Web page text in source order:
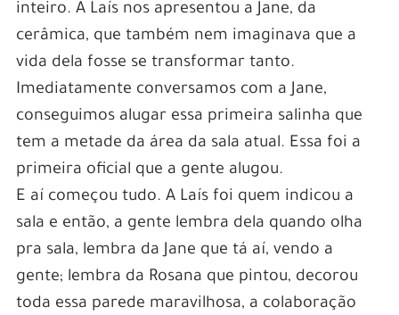
inteiro. A Laís nos apresentou a Jane, da
cerâmica, que também nem imaginava que a
vida dela fosse se transformar tanto.
Imediatamente conversamos com a Jane,
conseguimos alugar essa primeira salinha que
tem a metade da área da sala atual. Essa foi a
primeira oficial que a gente alugou.
E aí começou tudo. A Laís foi quem indicou a
sala e então, a gente lembra dela quando olha
pra sala, lembra da Jane que tá aí, vendo a
gente; lembra da Rosana que pintou, decorou
toda essa parede maravilhosa, a colaboração